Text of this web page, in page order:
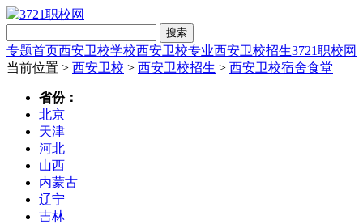
搜索
专题首页西安卫校学校西安卫校专业西安卫校招生3721职校网
当前位置 > 西安卫校 > 西安卫校招生 > 西安卫校宿舍食堂
省份：
北京
天津
河北
山西
内蒙古
辽宁
吉林